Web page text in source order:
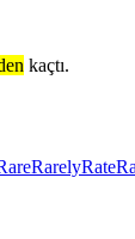
kaçtı.
RarelyRate